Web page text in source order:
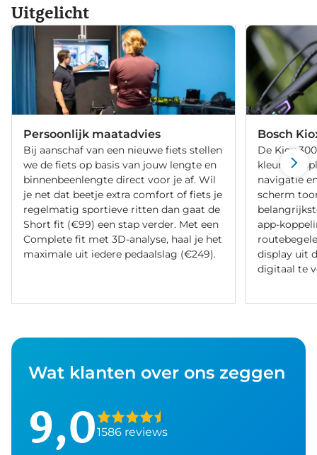
Uitgelicht
Persoonlijk maatadvies
Bij aanschaf van een nieuwe fiets stellen
we de fiets op basis van jouw lengte en
binnenbeenlengte direct voor je af. Wil
je net dat beetje extra comfort of fiets je
regelmatig sportieve ritten dan gaat de
Short fit (€99) een stap verder. Met een
Complete fit met 3D-analyse, haal je het
maximale uit iedere pedaalslag (€249).
Bosch
De Kiox
navigatie
scherm
app-
display uit
digitaal te
Wat klanten over ons zeggen
9,01586 reviews